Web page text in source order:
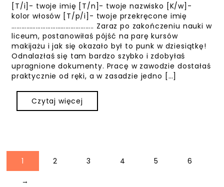
[T/i]- twoje imię [T/n]- twoje nazwisko [K/w]-
kolor włosów [T/p/i]- twoje przekręcone imię
………………………………………….. Zaraz po zakończeniu nauki w
liceum, postanowiłaś pójść na parę kursów
makijażu i jak się okazało był to punk w dziesiątkę!
Odnalazłaś się tam bardzo szybko i zdobyłaś
upragnione dokumenty. Pracę w zawodzie dostałaś
praktycznie od ręki, a w zasadzie jedno […]
Czytaj więcej
1 2 3 4 5
6
→